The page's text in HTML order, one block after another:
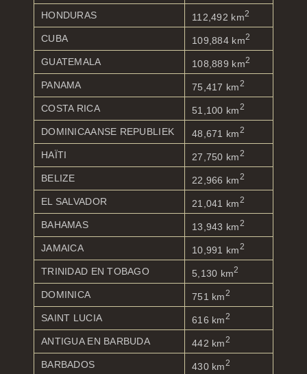
HONDURAS 112,492 km2
CUBA 109,884 km2
GUATEMALA 108,889 km2
PANAMA 75,417 km 2
COSTA RICA 51,100 km 2
DOMINICAANSE REPUBLIEK 48,671 km 2
HAÏTI 27,750 km 2
BELIZE 22,966 km 2
EL SALVADOR 21,041 km 2
BAHAMAS 13,943 km 2
JAMAICA 10,991 km 2
TRINIDAD EN TOBAGO 5,130 km2
DOMINICA 751 km 2
SAINT LUCIA 616 km 2
ANTIGUA EN BARBUDA 442 km 2
BARBADOS 430 km 2